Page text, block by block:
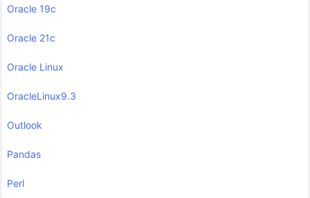
Oracle 19c
Oracle 21c
Oracle Linux
OracleLinux9.3
Outlook
Pandas
Perl